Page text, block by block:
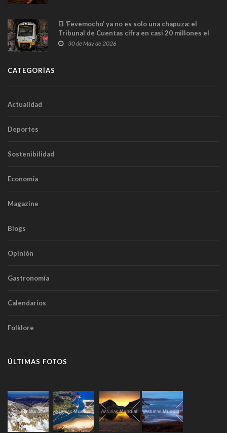
El ‘Fevemocho’ ya no es solo una chapuza: el
Tribunal de Cuentas cifra en casi 20 millones el
sobrecoste de los trenes que no cabían por los
30 de May de 2026
CATEGORÍAS
Actualidad
Deportes
Sostenibilidad
Economía
Magazine
Blogs
Opinión
Gastronomía
Calendarios
Folklore
ÚLTIMAS FOTOS